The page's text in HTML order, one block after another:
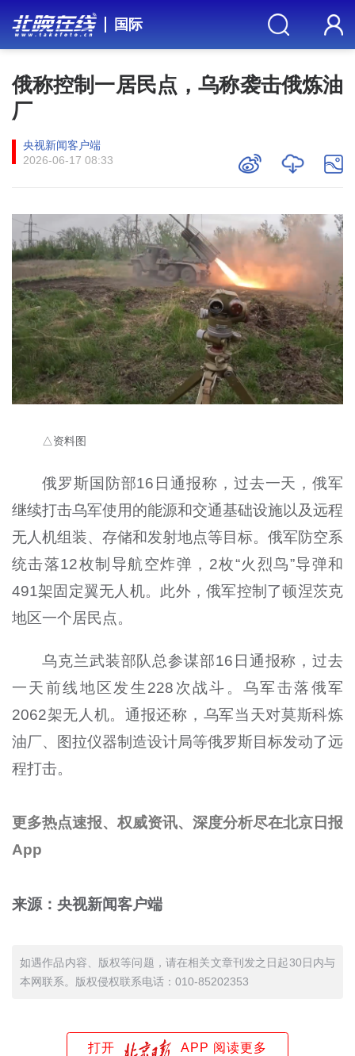
国际
俄称控制一居民点，乌称袭击俄炼油
厂
央视新闻客户端
2026-06-17 08:33
△资料图
俄罗斯国防部16日通报称，过去一天，俄军
继续打击乌军使用的能源和交通基础设施以及远程
无人机组装、存储和发射地点等目标。俄军防空系
统击落12枚制导航空炸弹，2枚“火烈鸟”导弹和
491架固定翼无人机。此外，俄军控制了顿涅茨克
地区一个居民点。
乌克兰武装部队总参谋部16日通报称，过去
一天前线地区发生228次战斗。乌军击落俄军
2062架无人机。通报还称，乌军当天对莫斯科炼
油厂、图拉仪器制造设计局等俄罗斯目标发动了远
程打击。
更多热点速报、权威资讯、深度分析尽在北京日报
App
来源：央视新闻客户端
如遇作品内容、版权等问题，请在相关文章刊发之日起30日内与
本网联系。版权侵权联系电话：010-85202353
打开 APP 阅读更多